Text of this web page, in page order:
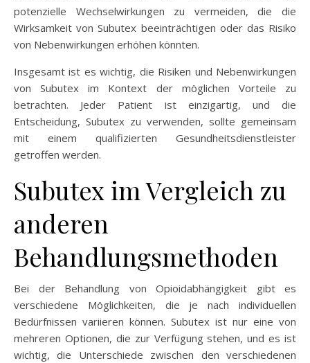
potenzielle Wechselwirkungen zu vermeiden, die die
Wirksamkeit von Subutex beeinträchtigen oder das Risiko
von Nebenwirkungen erhöhen könnten.
Insgesamt ist es wichtig, die Risiken und Nebenwirkungen
von Subutex im Kontext der möglichen Vorteile zu
betrachten. Jeder Patient ist einzigartig, und die
Entscheidung, Subutex zu verwenden, sollte gemeinsam
mit einem qualifizierten Gesundheitsdienstleister
getroffen werden.
Subutex im Vergleich zu
anderen
Behandlungsmethoden
Bei der Behandlung von Opioidabhängigkeit gibt es
verschiedene Möglichkeiten, die je nach individuellen
Bedürfnissen variieren können. Subutex ist nur eine von
mehreren Optionen, die zur Verfügung stehen, und es ist
wichtig, die Unterschiede zwischen den verschiedenen